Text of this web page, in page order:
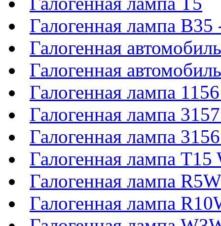
Галогенная лампа
Галогенная
Галогенная
Галогенная лампа
Галогенная лампа
Галогенная лампа
Галогенная лампа T15
Галогенная лампа
Галогенная лампа